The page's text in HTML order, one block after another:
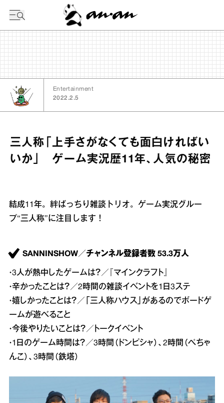
Entertainment
2022.2.5
三人称「上手さがなくても面白ければい
いか」 ゲーム実況歴11年、人気の秘密
結成11年。絆ばっちり雑談トリオ。ゲーム実況グルー
プ“三人称”に注目します！
SANNINSHOW／チャンネル登録者数 53.3万人
・3人が熱中したゲームは？／『マインクラフト』
・辛かったことは？／2時間の雑談イベントを1日3ステ
・嬉しかったことは？／「三人称ハウス」があるのでボードゲ
ームが遊べること
・今後やりたいことは？／トークイベント
・1日のゲーム時間は？／3時間（ドンピシャ）、2時間（ぺちゃ
んこ）、3時間（鉄塔）